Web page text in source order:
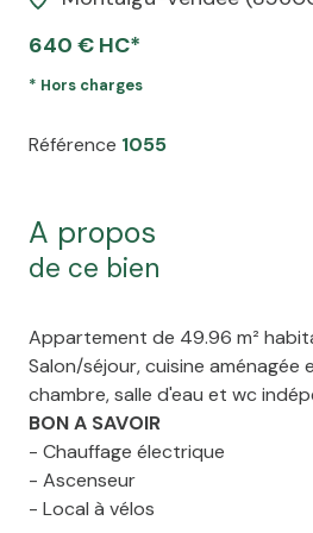
640 € HC*
* Hors charges
Référence 1055
a propos
de ce bien
Appartement de 49.96 m²
Salon/séjour, cuisine aménagée
chambre, salle d'eau et wc
BON A SAVOIR
- Chauffage électrique
- Ascenseur
- Local à vélos